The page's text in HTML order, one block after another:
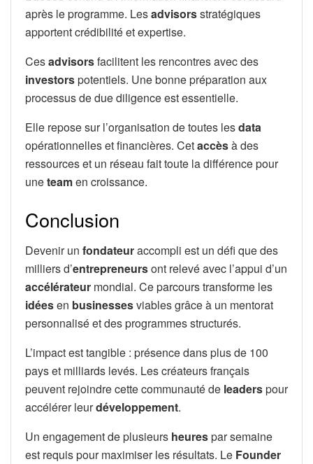
après le programme. Lesadvisorsstratégiques
apportent crédibilité et expertise.
Cesadvisorsfacilitent les rencontres avec des
investorspotentiels. Une bonne préparation aux
processus de due diligence est essentielle.
Elle repose sur l’organisation de toutes lesdata
opérationnelles et financières. Cetaccèsà des
ressources et un réseau fait toute la différence pour
uneteamen croissance.
Conclusion
Devenir un fondateuraccompli est un défi que des
milliers d’entrepreneursont relevé avec l’appui d’un
accélérateur mondial. Ce parcours transforme les
idéesen businessesviables grâce à un mentorat
personnalisé et des programmes structurés.
L’impact est tangible : présence dans plus de 100
pays et milliards levés. Les créateurs français
peuvent rejoindre cette communauté de leaderspour
accélérer leurdéveloppement.
Un engagement de plusieurs heurespar semaine
est requis pour maximiser les résultats. Le Founder